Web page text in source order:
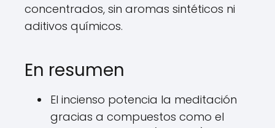
concentrados, sin aromas sintéticos ni
aditivos químicos.
En resumen
El incienso potencia la meditación
gracias a compuestos como el